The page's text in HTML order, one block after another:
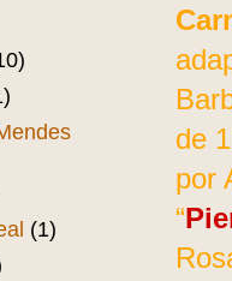
de
por
“
(1)